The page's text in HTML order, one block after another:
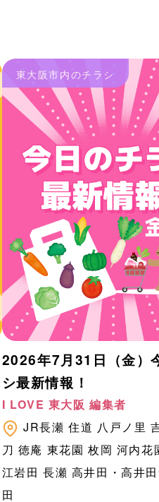
東大阪市内のチラシ
2026年7月31日（金）
シ最新情報！
I LOVE 東大阪 編集者
JR長瀬 住道 八戸ノ里
刀 徳庵 東花園 枚岡 河内花
江岩田 長瀬 高井田・高井
田